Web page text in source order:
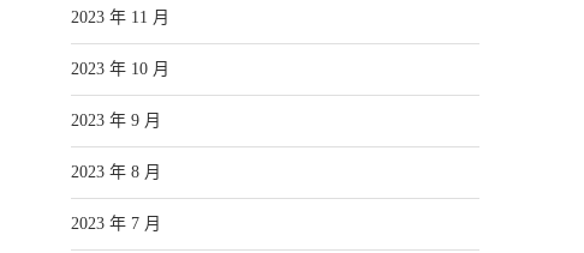
2023 年 11 月
2023 年 10 月
2023 年 9 月
2023 年 8 月
2023 年 7 月